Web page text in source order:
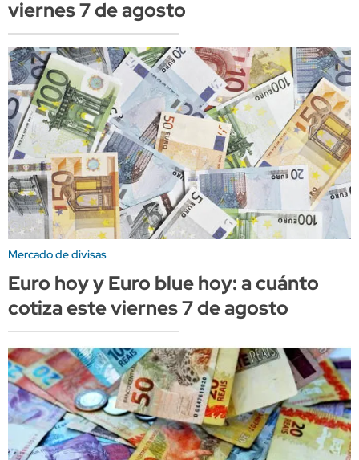
viernes 7 de agosto
Mercado de divisas
Euro hoy y Euro blue hoy: a cuánto
cotiza este viernes 7 de agosto